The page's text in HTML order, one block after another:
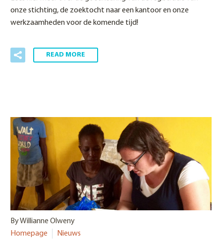
onze stichting, de zoektocht naar een kantoor en onze
werkzaamheden voor de komende tijd!
READ MORE
By Willianne Olweny
Homepage
Nieuws